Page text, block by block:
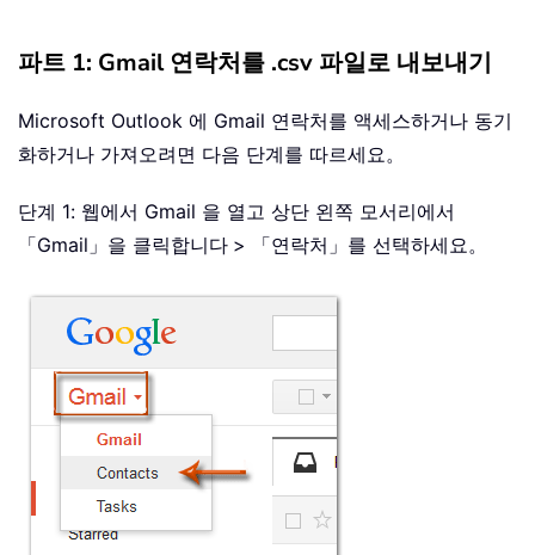
파트 1: Gmail 연락처를 .csv 파일로 내보내기
Microsoft Outlook 에 Gmail 연락처를 액세스하거나 동기
화하거나 가져오려면 다음 단계를 따르세요。
단계 1: 웹에서 Gmail 을 열고 상단 왼쪽 모서리에서
「Gmail」을 클릭합니다 > 「연락처」 를 선택하세요。